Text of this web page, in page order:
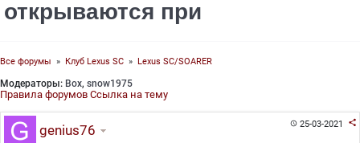
открываются при
Все форумы » Клуб Lexus SC » Lexus SC/SOARER
Модераторы: Box, snow1975
Правила форумов Ссылка на тему
25-03-2021 
genius76